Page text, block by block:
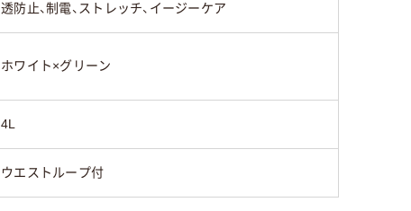
透防止、制電、ストレッチ、イージーケア
ホワイト×グリーン
4L
ウエストループ付